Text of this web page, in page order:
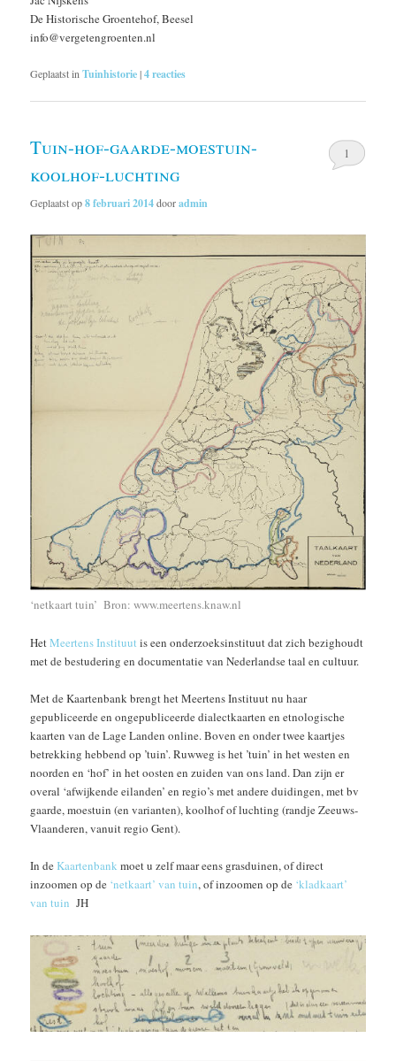
De Historische Groentehof, Beesel
info@vergetengroenten.nl
Geplaatst in Tuinhistorie|4reacties
Tuin-hof-gaarde-moestuin-
koolhof-luchting
Geplaatst op8 februari 2014dooradmin
1
‘netkaart tuin’ Bron: www.meertens.knaw.nl
HetMeertens Instituut is een onderzoeksinstituut dat zich bezighoudt
met de bestudering en documentatie van Nederlandse taal en cultuur.
Met de Kaartenbank brengt het Meertens Instituut nu haar
gepubliceerde en ongepubliceerde dialectkaarten en etnologische
kaarten van de Lage Landen online. Boven en onder twee kaartjes
betrekking hebbend op ’tuin’. Ruwweg is het ’tuin’ in het westen en
noorden en ‘hof’ in het oosten en zuiden van ons land. Dan zijn er
overal ‘afwijkende eilanden’ en regio’s met andere duidingen, met bv
gaarde, moestuin (en varianten), koolhof of luchting (randje Zeeuws-
Vlaanderen, vanuit regio Gent).
In de Kaartenbank moet u zelf maar eens grasduinen, of direct
inzoomen op de ‘netkaart’ van tuin, of inzoomen op de ‘kladkaart’
van tuin JH